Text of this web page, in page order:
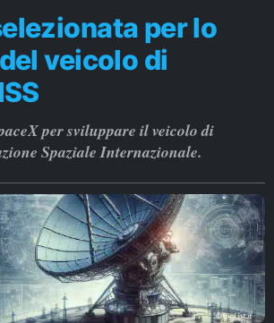
per lo
veicolo di
per sviluppare il veicolo di
Spaziale Internazionale.